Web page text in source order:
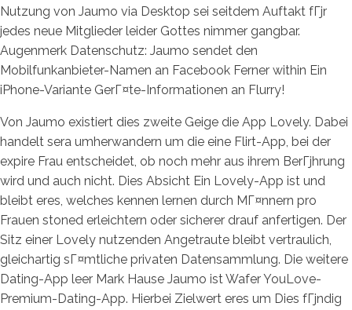
Nutzung von Jaumo via Desktop sei seitdem Auftakt fГјr
jedes neue Mitglieder leider Gottes nimmer gangbar.
Augenmerk Datenschutz: Jaumo sendet den
Mobilfunkanbieter-Namen an Facebook Ferner within Ein
iPhone-Variante GerГ¤te-Informationen an Flurry!
Von Jaumo existiert dies zweite Geige die App Lovely. Dabei
handelt sera umherwandern um die eine Flirt-App, bei der
expire Frau entscheidet, ob noch mehr aus ihrem BerГјhrung
wird und auch nicht. Dies Absicht Ein Lovely-App ist und
bleibt eres, welches kennen lernen durch MГ¤nnern pro
Frauen stoned erleichtern oder sicherer drauf anfertigen. Der
Sitz einer Lovely nutzenden Angetraute bleibt vertraulich,
gleichartig sГ¤mtliche privaten Datensammlung. Die weitere
Dating-App leer Mark Hause Jaumo ist Wafer YouLove-
Premium-Dating-App. Hierbei Zielwert eres um Dies fГјndig